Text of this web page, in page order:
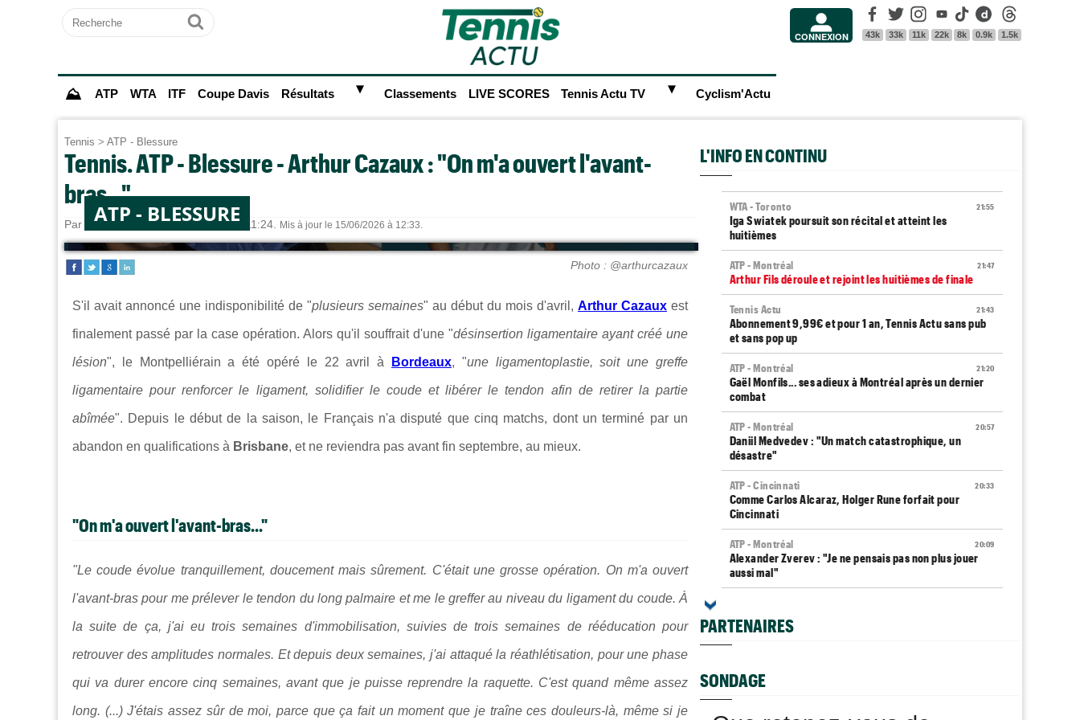
Recherche
Ok CONNEXION
Facebook
43k
Twitter
33k
Instagram
11k
Youtube
22k
Tik Tok
8k
Dailymotion
0.9k 1.5k
⛰ ATP WTA ITF Coupe Davis Résultats ► Classements LIVE SCORES Tennis Actu TV ► Cyclism'Actu
Tennis > ATP - Blessure
Tennis. ATP - Blessure - Arthur Cazaux : "On m'a ouvert l'avant-
bras..."
Par Paul MOUGIN le 13/06/2026 à 11:24. Mis à jour le 15/06/2026 à 12:33.
ATP - BLESSURE
Photo : @arthurcazaux
S'il avait annoncé une indisponibilité de "plusieurs semaines" au début du mois d'avril, Arthur Cazaux est
finalement passé par la case opération. Alors qu'il souffrait d'une "désinsertion ligamentaire ayant créé une
lésion", le Montpelliéraina été opéré le 22 avril à Bordeaux, "une ligamentoplastie, soit une greffe
ligamentaire pour renforcer le ligament, solidifier le coude et libérer le tendon afin de retirer la partie
abîmée". Depuis le début de la saison, le Français n'a disputé que cinq matchs, dont un terminé par un
abandon en qualifications à Brisbane, et ne reviendra pas avant fin septembre, au mieux.
"On m'a ouvert l'avant-bras..."
"Le coude évolue tranquillement, doucement mais sûrement. C'était une grosse opération. On m'a ouvert
l'avant-bras pour me prélever le tendon du long palmaire et me le greffer au niveau du ligament du coude. À
la suite de ça, j'ai eu trois semaines d'immobilisation, suivies de trois semaines de rééducation pour
retrouver des amplitudes normales. Et depuis deux semaines, j'ai attaqué la réathlétisation, pour une phase
qui va durer encore cinq semaines, avant que je puisse reprendre la raquette. C'est quand même assez
long. (...) J'étais assez sûr de moi, parce que ça fait un moment que je traîne ces douleurs-là, même si je
L'INFO EN CONTINU
21:55
WTA - Toronto
Iga Swiatek poursuit son récital et atteint les
huitièmes
21:47
ATP - Montréal
Arthur Fils déroule et rejoint les huitièmes de finale
21:43
Tennis Actu
Abonnement 9,99€ et pour 1 an, Tennis Actu sans pub
et sans pop up
21:20
ATP - Montréal
Gaël Monfils... ses adieux à Montréal après un dernier
combat
20:57
ATP - Montréal
Daniil Medvedev : "Un match catastrophique, un
désastre"
20:33
ATP - Cincinnati
Comme Carlos Alcaraz, Holger Rune forfait pour
Cincinnati
20:09
ATP - Montréal
Alexander Zverev : "Je ne pensais pas non plus jouer
aussi mal"
mais..."
Auger-Aliassime, forfait : "Une douleur au niveau du
dos"
PARTENAIRES
SONDAGE